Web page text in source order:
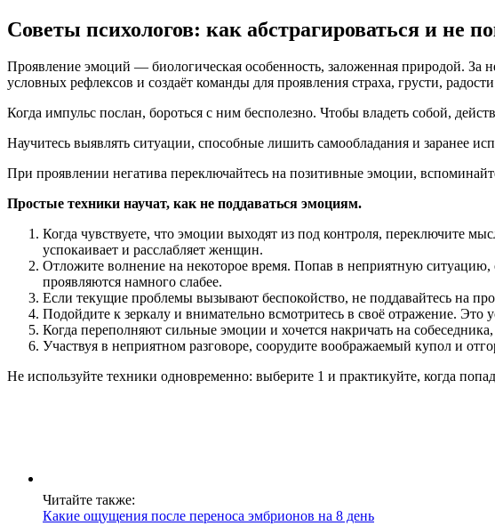
Советы психологов: как абстрагироваться и не
Проявление эмоций — биологическая особенность, заложенная природой. За
условных рефлексов и создаёт команды для проявления страха, грусти,
Когда импульс послан, бороться с ним бесполезно. Чтобы владеть собой,
Научитесь выявлять ситуации, способные лишить самообладания и заранее
При проявлении негатива переключайтесь на позитивные эмоции,
Простые техники научат, как не поддаваться эмоциям.
Когда чувствуете, что эмоции выходят из под контроля, переключите
успокаивает и расслабляет женщин.
Отложите волнение на некоторое время. Попав в неприятную ситуацию,
проявляются намного слабее.
Если текущие проблемы вызывают беспокойство, не поддавайтесь на
Подойдите к зеркалу и внимательно всмотритесь в своё отражение.
Когда переполняют сильные эмоции и хочется накричать на
Участвуя в неприятном разговоре, соорудите воображаемый купол и
Не используйте техники одновременно: выберите 1 и практикуйте, когда
Читайте также:
Какие ощущения после переноса эмбрионов на 8 день